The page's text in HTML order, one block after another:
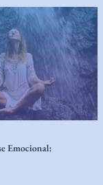
Emocional: